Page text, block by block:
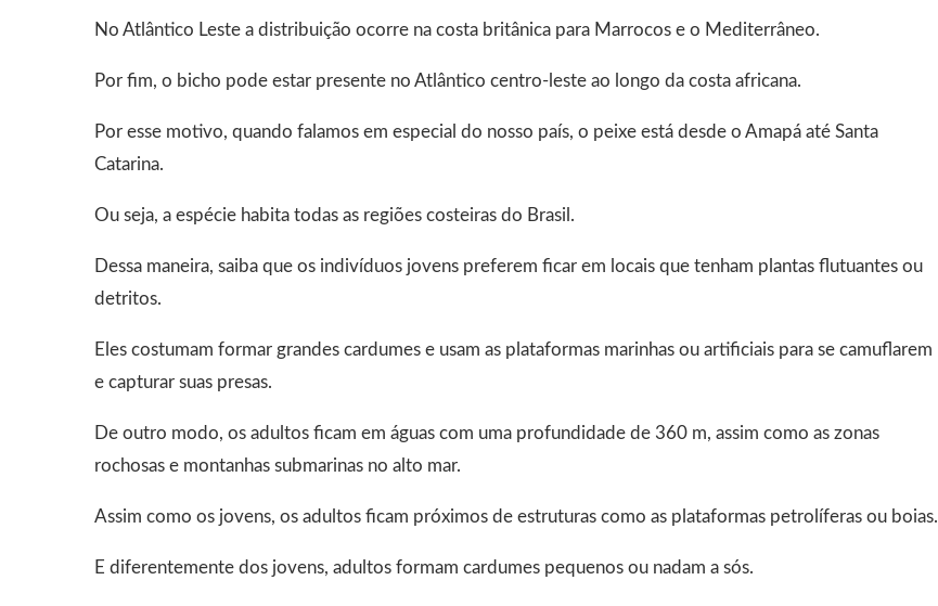
No Atlântico Leste a distribuição ocorre na costa britânica para Marrocos e o Mediterrâneo.
Por fim, o bicho pode estar presente no Atlântico centro-leste ao longo da costa africana.
Por esse motivo, quando falamos em especial do nosso país, o peixe está desde o Amapá até Santa
Catarina.
Ou seja, a espécie habita todas as regiões costeiras do Brasil.
Dessa maneira, saiba que os indivíduos jovens preferem ficar em locais que tenham plantas flutuantes ou
detritos.
Eles costumam formar grandes cardumes e usam as plataformas marinhas ou artificiais para se camuflarem
e capturar suas presas.
De outro modo, os adultos ficam em águas com uma profundidade de 360 m, assim como as zonas
rochosas e montanhas submarinas no alto mar.
Assim como os jovens, os adultos ficam próximos de estruturas como as plataformas petrolíferas ou boias.
E diferentemente dos jovens, adultos formam cardumes pequenos ou nadam a sós.